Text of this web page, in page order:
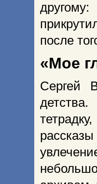
после
«Мое
Сергей